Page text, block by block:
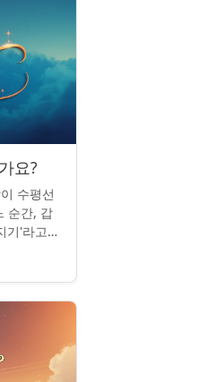
요?
수평선
순간, 갑
기'라고
들은 놓